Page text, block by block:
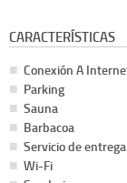
CARACTERÍSTICAS
Conexión A
Parking
Sauna
Barbacoa
Servicio de
Wi-Fi